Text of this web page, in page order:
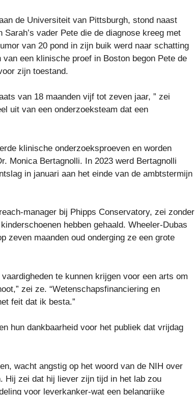
de Universiteit van Pittsburgh, stond naast
vader Pete die de diagnose kreeg met
van 20 pond in zijn buik werd naar schatting
een klinische proef in Boston begon Pete de
zijn toestand.
van 18 maanden vijf tot zeven jaar, ” zei
uit van een onderzoeksteam dat een
klinische onderzoeksproeven en worden
Monica Bertagnolli. In 2023 werd Bertagnolli
in januari aan het einde van de ambtstermijn
manager bij Phipps Conservatory, zei zonder
hebben gehaald. Wheeler-Dubas
zeven maanden oud onderging ze een grote
te kunnen krijgen voor een arts om
zei ze. “Wetenschapsfinanciering en
feit dat ik besta.”
hun dankbaarheid voor het publiek dat vrijdag
wacht angstig op het woord van de NIH over
Hij zei dat hij liever zijn tijd in het lab zou
voor leverkanker-wat een belangrijke